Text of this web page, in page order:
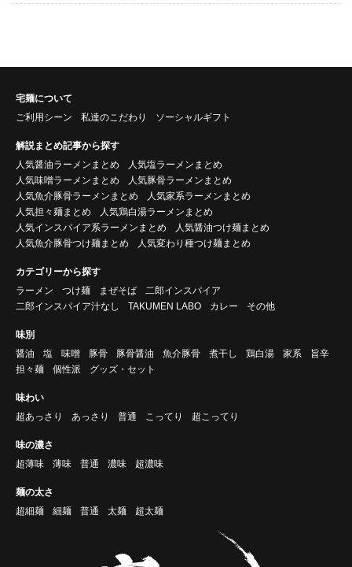
宅麺について
ご利用シーン
私達のこだわり ソーシャルギフト
解説まとめ記事から探す
人気醤油ラーメンまとめ
人気塩ラーメンまとめ
人気味噌ラーメンまとめ
人気豚骨ラーメンまとめ
人気魚介豚骨ラーメンまとめ
人気家系ラーメンまとめ
人気担々麺まとめ
人気鶏白湯ラーメンまとめ
人気インスパイア系ラーメンまとめ
人気醤油つけ麺まとめ
人気魚介豚骨つけ麺まとめ
人気変わり種つけ麺まとめ
カテゴリーから探す
ラーメン
つけ麺 まぜそば
二郎インスパイア
二郎インスパイア汁なし
TAKUMEN LABO カレー その他
味別
醤油
塩 味噌 豚骨 豚骨醤油 魚介豚骨 煮干し 鶏白湯 家系
旨辛
担々麺
個性派 グッズ・セット
味わい
超あっさり
あっさり 普通 こってり 超こってり
味の濃さ
超薄味
薄味 普通 濃味 超濃味
麺の太さ
超細麺
細麺 普通 太麺 超太麺